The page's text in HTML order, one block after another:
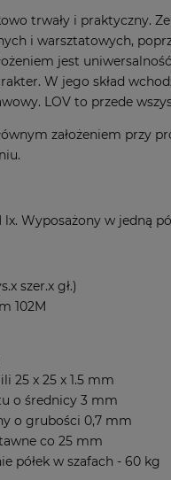
trwały i praktyczny.
i warsztatowych,
jest
W jego skład
LOV to przede
założeniem przy
lx. Wyposażony w jedną
szer.x gł.)
102M
25 x 25 x 1.5 mm
o średnicy 3 mm
o grubości 0,7 mm
co 25 mm
półek w szafach - 60 kg